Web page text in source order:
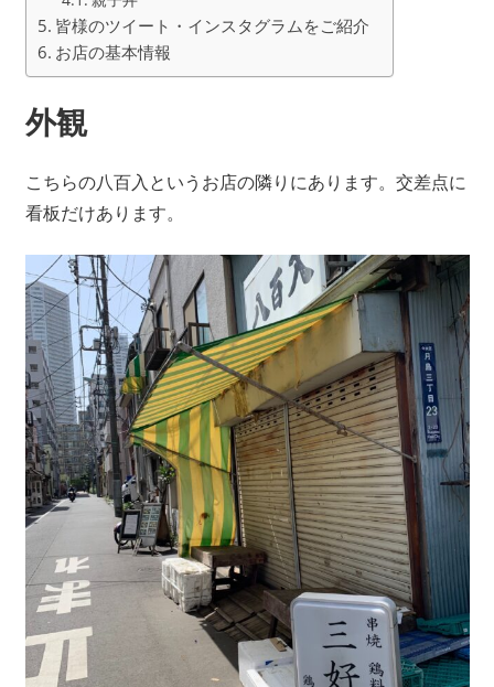
皆様のツイート・インスタグラムをご紹介
お店の基本情報
外観
こちらの八百入というお店の隣りにあります。交差点に
看板だけあります。